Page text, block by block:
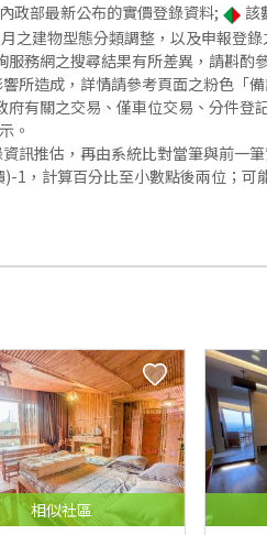
政部最新公布的實價登錄資料; 該
之建物型態分類調整，以及申報登
務網之搜尋結果有所差異，請斟酌
所造成，詳情請參考頁面之粉色「
有關之交易、僅車位交易、分件
。
訊推估，再由系統比對當筆與前一
1，計算百分比至小數點後兩位；可
相似社區